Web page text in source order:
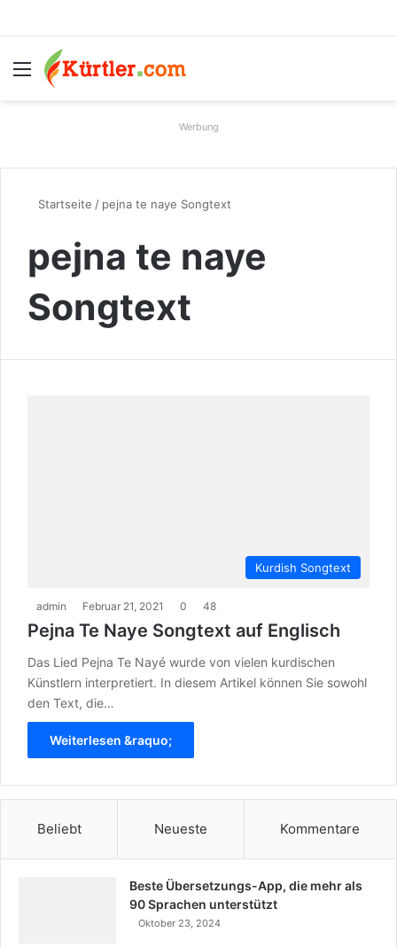
Menü
Werbung
Startseite / pejna te naye Songtext
pejna te naye
Songtext
Kurdish Songtext
admin Februar 21, 2021 0 48
Pejna Te Naye Songtext auf Englisch
Das Lied Pejna Te Nayé wurde von vielen kurdischen
Künstlern interpretiert. In diesem Artikel können Sie sowohl
den Text, die…
Weiterlesen &raquo;
Beliebt Neueste Kommentare
Beste Übersetzungs-App, die mehr als
90 Sprachen unterstützt
Oktober 23, 2024